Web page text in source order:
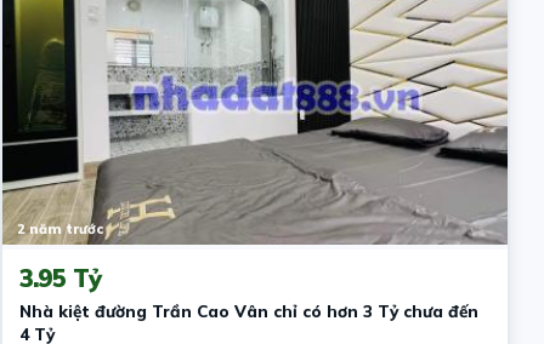
2 năm trước
3.95 Tỷ
Nhà kiệt đường Trần Cao Vân chỉ có hơn 3 Tỷ chưa đến
4 Tỷ